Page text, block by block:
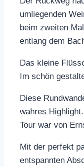
umliegenden
beim zweiten
entlang dem
Das kleine
Im schön
Diese
wahres
Tour war von
Mit der perfekt
entspannten